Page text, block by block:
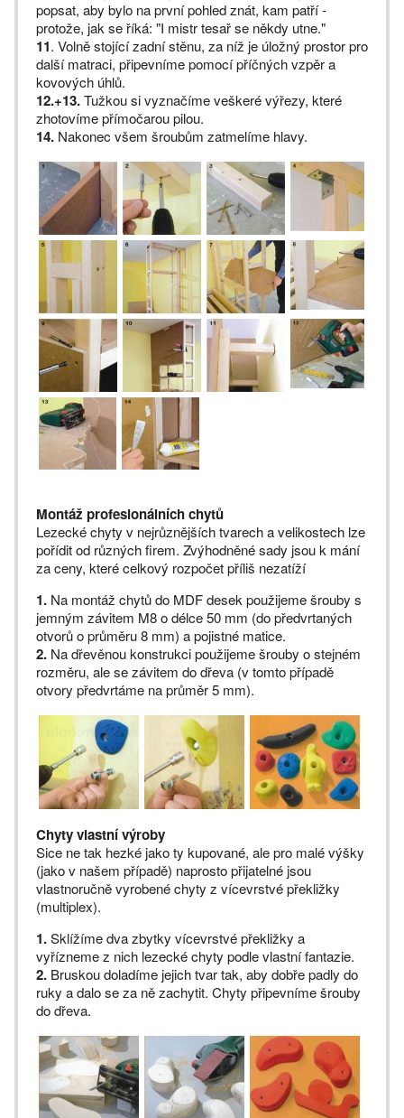
popsat, aby bylo na první pohled znát, kam patří -
protože, jak se říká: "I mistr tesař se někdy utne."
11. Volně stojící zadní stěnu, za níž je úložný prostor pro
další matraci, připevníme pomocí příčných vzpěr a
kovových úhlů.
12.+13.Tužkou si vyznačíme veškeré výřezy, které
zhotovíme přímočarou pilou.
14. Nakonec všem šroubům zatmelíme hlavy.
Montáž profesionálních chytů
Lezecké chyty v nejrůznějších tvarech a velikostech lze
pořídit od různých firem. Zvýhodněné sady jsou k mání
za ceny, které celkový rozpočet příliš nezatíží
1. Na montáž chytů do MDF desek použijeme šrouby s
jemným závitem M8 o délce 50 mm (do předvrtaných
otvorů o průměru 8 mm) a pojistné matice.
2. Na dřevěnou konstrukci použijeme šrouby o stejném
rozměru, ale se závitem do dřeva (v tomto případě
otvory předvrtáme na průměr 5 mm).
Chyty vlastní výroby
Sice ne tak hezké jako ty kupované, ale pro malé výšky
(jako v našem případě) naprosto přijatelné jsou
vlastnoručně vyrobené chyty z vícevrstvé překližky
(multiplex).
1.Sklížíme dva zbytky vícevrstvé překližky a
vyřízneme z nich lezecké chyty podle vlastní fantazie.
2. Bruskou doladíme jejich tvar tak, aby dobře padly do
ruky a dalo se za ně zachytit. Chyty připevníme šrouby
do dřeva.